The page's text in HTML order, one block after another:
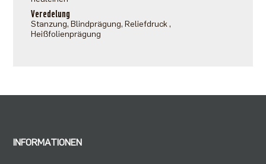
Veredelung
Stanzung, Blindprägung, Reliefdruck ,
Heißfolienprägung
INFORMATIONEN